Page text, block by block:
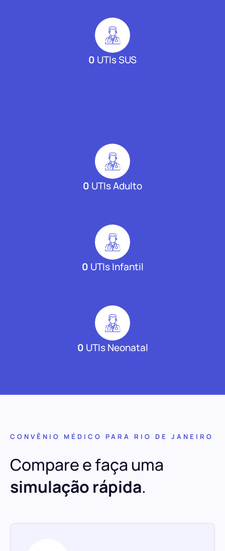
0 UTIs SUS
0 UTIs Adulto
0 UTIs Infantil
0 UTIs Neonatal
CONVÊNIO MÉDICO PARA RIO DE JANEIRO
Compare e faça uma
simulação rápida.